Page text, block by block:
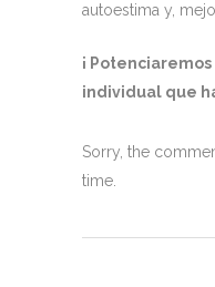
autoestima y,
¡
individual que
Sorry, the
time.